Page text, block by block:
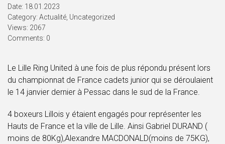
Date: 18.01.2023
Category: Actualité Uncategorized
Views: 2067
Comments: 0
Le Lille Ring United à une fois de plus répondu présent lors
du championnat de France cadets junior qui se déroulaient
le 14 janvier dernier à Pessac dans le sud de la France.
4 boxeurs Lillois y étaient engagés pour représenter les
Hauts de France et la ville de Lille. Ainsi Gabriel DURAND (
moins de 80Kg),Alexandre MACDONALD(moins de 75KG),